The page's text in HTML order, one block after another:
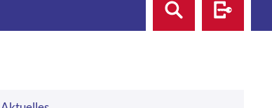
Login
Suche